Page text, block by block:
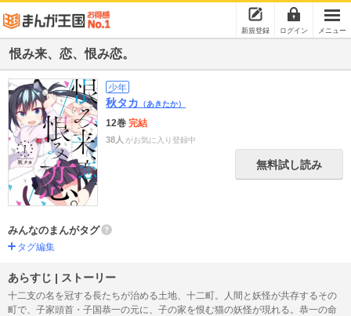
新規登録 ログイン メニュー
恨み来、恋、恨み恋。
少年
秋タカ （あきたか）
12巻 完結
38人 がお気に入り登録中
無料試し読み
みんなのまんがタグ
タグ編集
あらすじ | ストーリー
十二支の名を冠する長たちが治める土地、十二町。人間と妖怪が共存するその
町で、子家頭首・子国恭一の元に、子の家を恨む猫の妖怪が現れる。恭一の命